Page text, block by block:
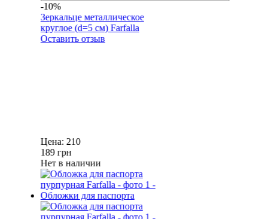
-10%
Зеркальце металлическое
круглое (d=5 см) Farfalla
Оставить отзыв
Цена: 210
189 грн
Нет в наличии